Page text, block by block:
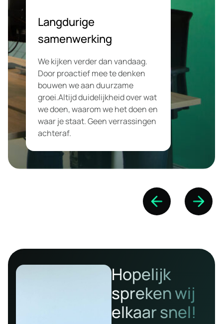
Langdurige
samenwerking
We kijken verder dan vandaag.
Door proactief mee te denken
bouwen we aan duurzame
groei.Altijd duidelijkheid over wat
we doen, waarom we het doen en
waar je staat. Geen verrassingen
achteraf.
Hopelijk
spreken wij
elkaar snel!